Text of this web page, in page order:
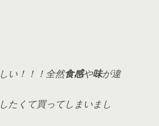
い！！！全然食感や味が違
たくて買ってしまいまし